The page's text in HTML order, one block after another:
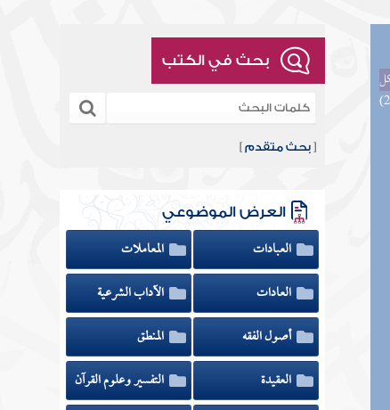
بحث في الكتب
[بحث متقدم ]
العرض الموضوعي
العبادات
المعاملات
العادات
الآداب الشرعية
أصول الفقه
المنطق
العقيدة
التفسير وعلوم القرآن